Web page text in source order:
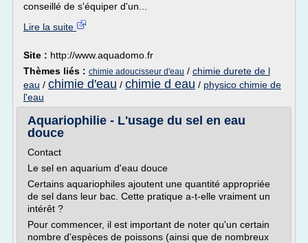
conseillé de s'équiper d'un...
Lire la suite
Site : http://www.aquadomo.fr
Thèmes liés : chimie adoucisseur d'eau / chimie durete de l
eau / chimie d'eau / chimie d eau / physico chimie de
l'eau
Aquariophilie - L'usage du sel en eau
douce
Contact
Le sel en aquarium d'eau douce
Certains aquariophiles ajoutent une quantité appropriée
de sel dans leur bac. Cette pratique a-t-elle vraiment un
intérêt ?
Pour commencer, il est important de noter qu'un certain
nombre d'espèces de poissons (ainsi que de nombreux